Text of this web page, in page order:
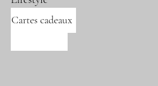
Cartes cadeaux